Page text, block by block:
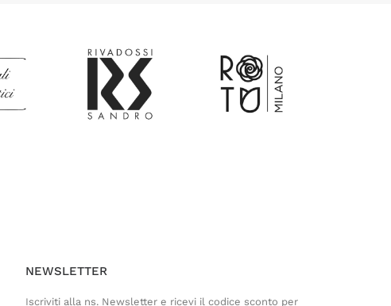
NEWSLETTER
Iscriviti alla ns. Newsletter e ricevi il codice sconto per